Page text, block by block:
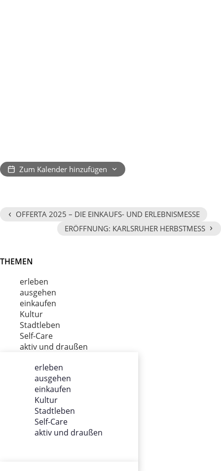
Zum Kalender hinzufügen
‹ OFFERTA 2025 – DIE EINKAUFS- UND ERLEBNISMESSE
ERÖFFNUNG: KARLSRUHER HERBSTMESS ›
THEMEN
erleben
ausgehen
einkaufen
Kultur
Stadtleben
Self-Care
aktiv und draußen
erleben
ausgehen
einkaufen
Kultur
Stadtleben
Self-Care
aktiv und draußen
ÜBER UNS
Impressum
Datenschutz
Gewinnspiel
Werbung